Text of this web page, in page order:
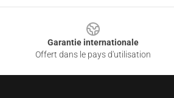
Garantie internationale
Offert dans le pays d'utilisation